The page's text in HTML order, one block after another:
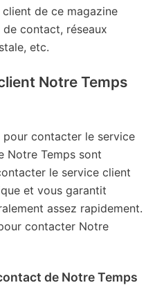
de ce magazine
contact, réseaux
etc.
Notre Temps
pour contacter le service
Notre Temps sont
le service client
et vous garantit
assez rapidement.
contacter Notre
de Notre Temps